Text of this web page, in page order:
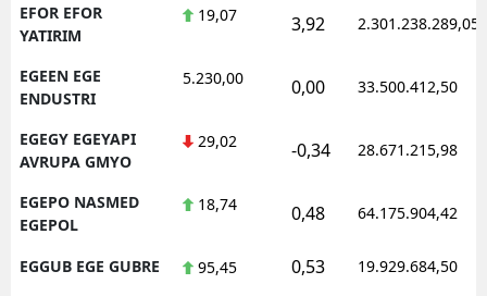
EFOR EFOR
YATIRIM
19,07 3,92 2.301.238.289,05
EGEEN EGE
ENDUSTRI
5.230,00 0,00 33.500.412,50
EGEGY EGEYAPI
AVRUPA GMYO
29,02 -0,34 28.671.215,98
EGEPO NASMED
EGEPOL
18,74 0,48 64.175.904,42
EGGUB EGE GUBRE 95,45 0,53 19.929.684,50